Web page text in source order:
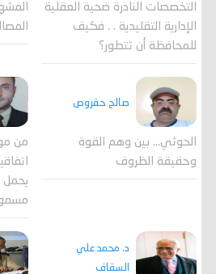
التخصصات النادرة ضحية العقلية
الإدارية التقليدية . . فكيف
للمحافظة أن تتطور؟
صالح حقروص
الحوثي... بين وهم القوة
وحقيقة الظروف
من
يحمل
د. محمد علي
السقاف